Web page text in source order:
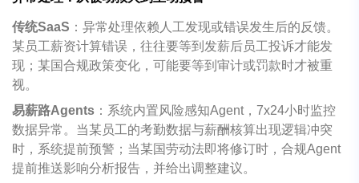
传统SaaS ：异常处理依赖人工发现或错误发生后的反馈。
某员工薪资计算错误，往往要等到发薪后员工投诉才能发
现；某国合规政策变化，可能要等到审计或罚款时才被重
视。
易薪路Agents ：系统内置风险感知Agent， 7x24小时监控
数据异常。当某员工的考勤数据与薪酬核算出现逻辑冲突
时，系统提前预警；当某国劳动法即将修订时，合规Agent
提前推送影响分析报告，并给出调整建议。